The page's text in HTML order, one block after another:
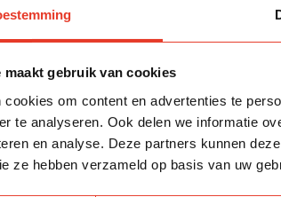
maakt gebruik van cookies
cookies om content en advertenties te
te analyseren. Ook delen we informatie
en analyse. Deze partners kunnen
ze hebben verzameld op basis van uw